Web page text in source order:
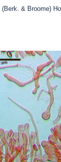
(Berk. & Broome)